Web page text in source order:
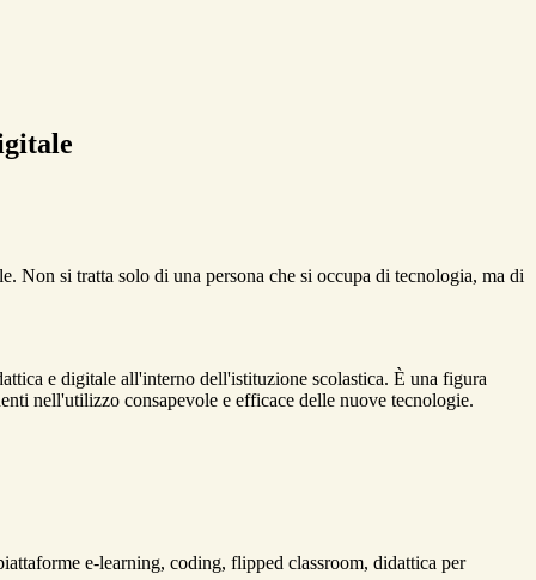
si tratta solo di una persona che si occupa di tecnologia, ma di
e digitale all'interno dell'istituzione scolastica. È una figura
nell'utilizzo consapevole e efficace delle nuove tecnologie.
e-learning, coding, flipped classroom, didattica per